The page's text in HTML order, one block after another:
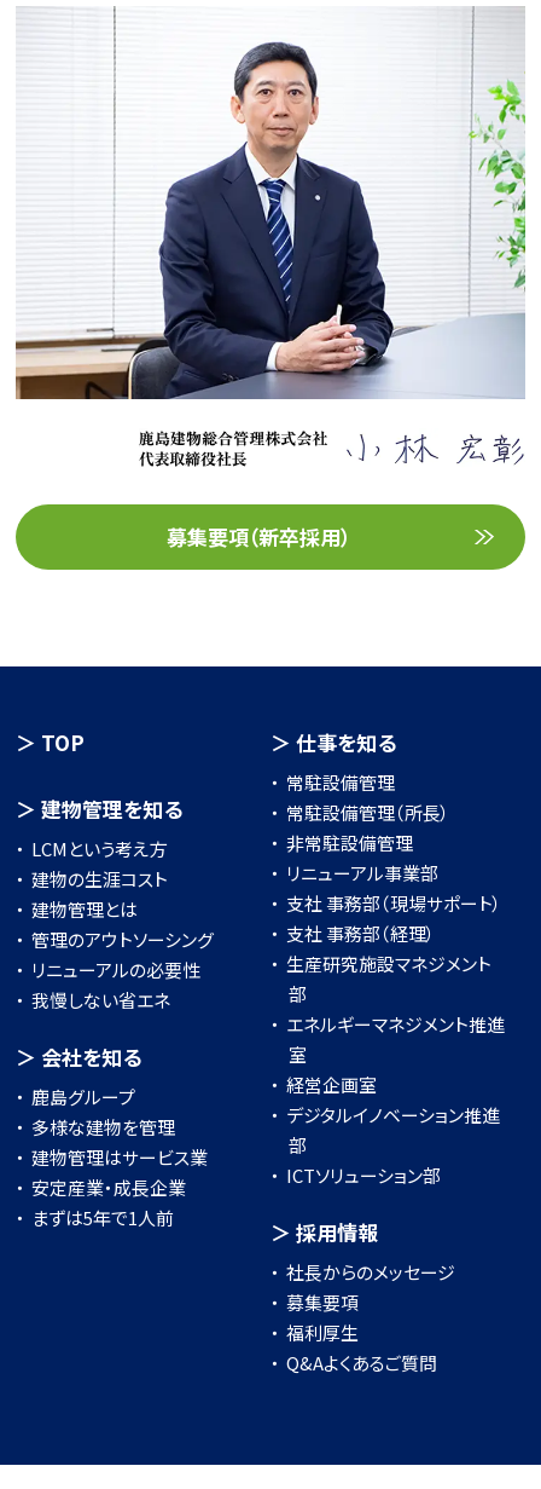
募集要項（新卒採用）
TOP
建物管理を知る
LCMという考え方
建物の生涯コスト
建物管理とは
管理のアウトソーシング
リニューアルの必要性
我慢しない省エネ
会社を知る
鹿島グループ
多様な建物を管理
建物管理はサービス業
安定産業・成長企業
まずは5年で1人前
仕事を知る
常駐設備管理
常駐設備管理（所長）
非常駐設備管理
リニューアル事業部
支社 事務部（現場サポート）
支社 事務部（経理）
生産研究施設マネジメント
部
エネルギーマネジメント推進
室
経営企画室
デジタルイノベーション推進
部
ICTソリューション部
採用情報
社長からのメッセージ
募集要項
福利厚生
Q&Aよくあるご質問